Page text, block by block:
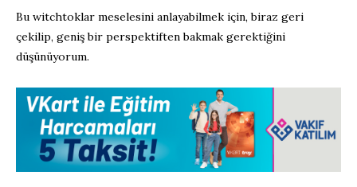
Bu witchtoklar meselesini anlayabilmek için, biraz geri
çekilip, geniş bir perspektiften bakmak gerektiğini
düşünüyorum.